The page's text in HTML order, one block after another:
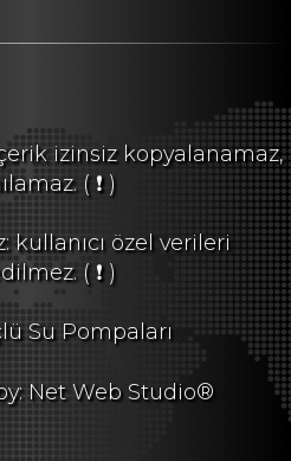
izinsiz kopyalanamaz,
( ❗ )
kullanıcı özel verileri
( ❗ )
Su Pompaları
Net Web Studio®